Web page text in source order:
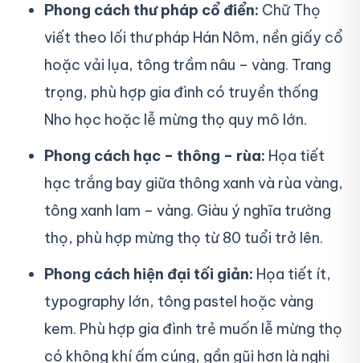
Phong cách thư pháp cổ điển: Chữ Thọ
viết theo lối thư pháp Hán Nôm, nền giấy cổ
hoặc vải lụa, tông trầm nâu – vàng. Trang
trọng, phù hợp gia đình có truyền thống
Nho học hoặc lễ mừng thọ quy mô lớn.
Phong cách hạc – thông – rùa: Họa tiết
hạc trắng bay giữa thông xanh và rùa vàng,
tông xanh lam – vàng. Giàu ý nghĩa trường
thọ, phù hợp mừng thọ từ 80 tuổi trở lên.
Phong cách hiện đại tối giản: Họa tiết ít,
typography lớn, tông pastel hoặc vàng
kem. Phù hợp gia đình trẻ muốn lễ mừng thọ
có không khí ấm cúng, gần gũi hơn là nghi